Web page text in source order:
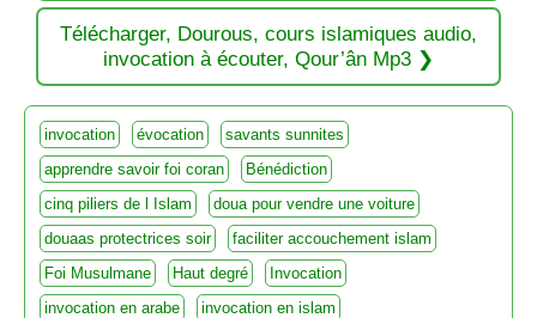
Télécharger, Dourous, cours islamiques audio,
invocation à écouter, Qour’ân Mp3
invocation évocation
savants sunnites
apprendre savoir foi coran
Bénédiction
cinq piliers de l Islam
doua pour vendre une voiture
douaas protectrices soir
faciliter accouchement islam
Foi Musulmane
Haut degré
Invocation
invocation en arabe
invocation en islam